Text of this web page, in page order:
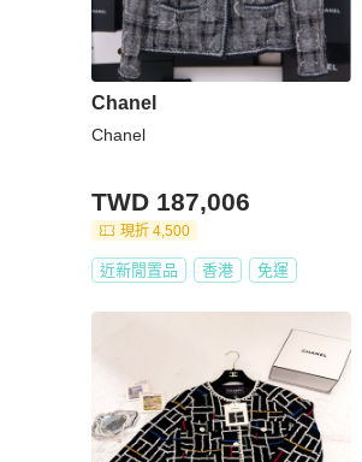
Chanel
Chanel
TWD 187,006
現折 4,500
近新閒置品 香港 免運